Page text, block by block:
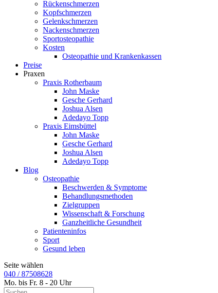
Rückenschmerzen
Kopfschmerzen
Gelenkschmerzen
Nackenschmerzen
Sportosteopathie
Kosten
Osteopathie und Krankenkassen
Preise
Praxen
Praxis Rotherbaum
John Maske
Gesche Gerhard
Joshua Alsen
Adedayo Topp
Praxis Eimsbüttel
John Maske
Gesche Gerhard
Joshua Alsen
Adedayo Topp
Blog
Osteopathie
Beschwerden & Symptome
Behandlungsmethoden
Zielgruppen
Wissenschaft & Forschung
Ganzheitliche Gesundheit
Patienteninfos
Sport
Gesund leben
Seite wählen
040 / 87508628
Mo. bis Fr. 8 - 20 Uhr